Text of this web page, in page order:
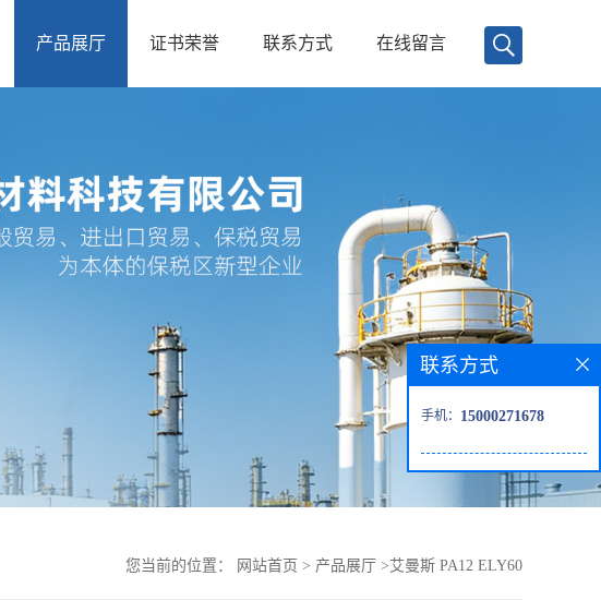
产品展厅 证书荣誉 联系方式 在线留言
您当前的位置： 网站首页 > 产品展厅 >艾曼斯 PA12 ELY60
联系方式
手机： 15000271678